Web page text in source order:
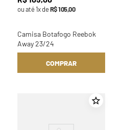
ou até1x deR$105,00
Camisa Botafogo Reebok
Away 23/24
COMPRAR